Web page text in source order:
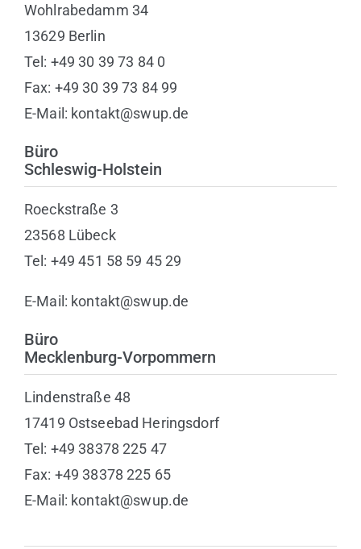
Wohlrabedamm 34
13629 Berlin
Tel: +49 30 39 73 84 0
Fax: +49 30 39 73 84 99
E-Mail: kontakt@swup.de
Büro
Schleswig-Holstein
Roeckstraße 3
23568 Lübeck
Tel: +49 451 58 59 45 29
E-Mail: kontakt@swup.de
Büro
Mecklenburg-Vorpommern
Lindenstraße 48
17419 Ostseebad Heringsdorf
Tel: +49 38378 225 47
Fax: +49 38378 225 65
E-Mail: kontakt@swup.de